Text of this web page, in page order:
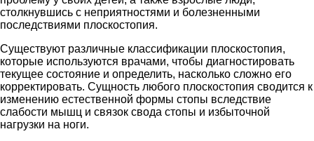
столкнувшись с неприятностями и болезненными
последствиями плоскостопия.
Существуют различные классификации плоскостопия,
которые используются врачами, чтобы диагностировать
текущее состояние и определить, насколько сложно его
корректировать. Сущность любого плоскостопия сводится к
изменению естественной формы стопы вследствие
слабости мышц и связок свода стопы и избыточной
нагрузки на ноги.